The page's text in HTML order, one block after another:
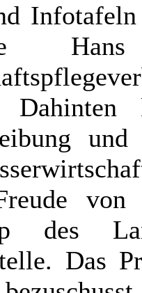
Dahinten
von
des
Das